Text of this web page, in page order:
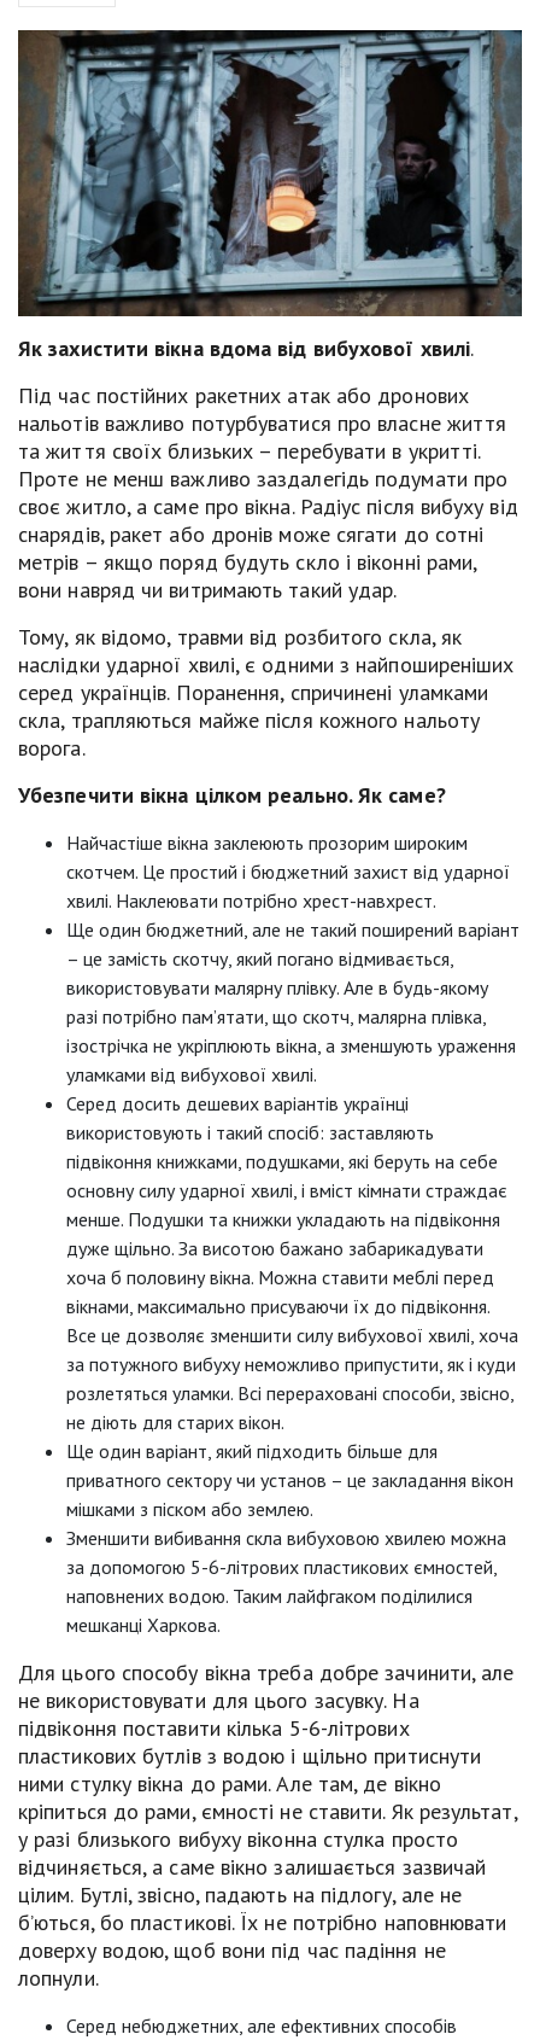
Як захистити вікна вдома від вибухової хвилі.
Під час постійних ракетних атак або дронових
нальотів важливо потурбуватися про власне життя
та життя своїх близьких – перебувати в укритті.
Проте не менш важливо заздалегідь подумати про
своє житло, а саме про вікна. Радіус після вибуху від
снарядів, ракет або дронів може сягати до сотні
метрів – якщо поряд будуть скло і віконні рами,
вони навряд чи витримають такий удар.
Тому, як відомо, травми від розбитого скла, як
наслідки ударної хвилі, є одними з найпоширеніших
серед українців. Поранення, спричинені уламками
скла, трапляються майже після кожного нальоту
ворога.
Убезпечити вікна цілком реально. Як саме?
Найчастіше вікна заклеюють прозорим широким
скотчем. Це простий і бюджетний захист від ударної
хвилі. Наклеювати потрібно хрест-навхрест.
Ще один бюджетний, але не такий поширений варіант
– це замість скотчу, який погано відмивається,
використовувати малярну плівку. Але в будь-якому
разі потрібно пам’ятати, що скотч, малярна плівка,
ізострічка не укріплюють вікна, а зменшують ураження
уламками від вибухової хвилі.
Серед досить дешевих варіантів українці
використовують і такий спосіб: заставляють
підвіконня книжками, подушками, які беруть на себе
основну силу ударної хвилі, і вміст кімнати страждає
менше. Подушки та книжки укладають на підвіконня
дуже щільно. За висотою бажано забарикадувати
хоча б половину вікна. Можна ставити меблі перед
вікнами, максимально присуваючи їх до підвіконня.
Все це дозволяє зменшити силу вибухової хвилі, хоча
за потужного вибуху неможливо припустити, як і куди
розлетяться уламки. Всі перераховані способи, звісно,
не діють для старих вікон.
Ще один варіант, який підходить більше для
приватного сектору чи установ – це закладання вікон
мішками з піском або землею.
Зменшити вибивання скла вибуховою хвилею можна
за допомогою 5-6-літрових пластикових ємностей,
наповнених водою. Таким лайфгаком поділилися
мешканці Харкова.
Для цього способу вікна треба добре зачинити, але
не використовувати для цього засувку. На
підвіконня поставити кілька 5-6-літрових
пластикових бутлів з водою і щільно притиснути
ними стулку вікна до рами. Але там, де вікно
кріпиться до рами, ємності не ставити. Як результат,
у разі близького вибуху віконна стулка просто
відчиняється, а саме вікно залишається зазвичай
цілим. Бутлі, звісно, ​​падають на підлогу, але не
б’ються, бо пластикові. Їх не потрібно наповнювати
доверху водою, щоб вони під час падіння не
лопнули.
Серед небюджетних, але ефективних способів